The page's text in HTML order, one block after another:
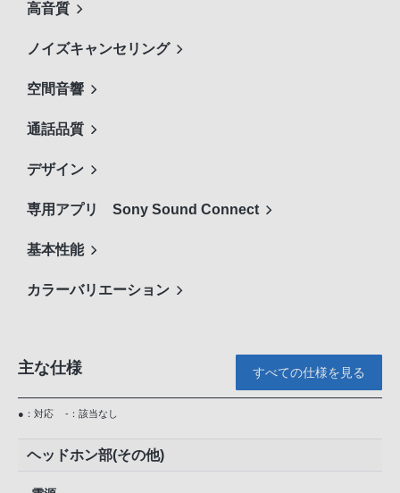
高音質
ノイズキャンセリング
空間音響
通話品質
デザイン
専用アプリ Sony Sound Connect
基本性能
カラーバリエーション
主な仕様 すべての仕様を見る
●：対応 -：該当なし
ヘッドホン部(その他)